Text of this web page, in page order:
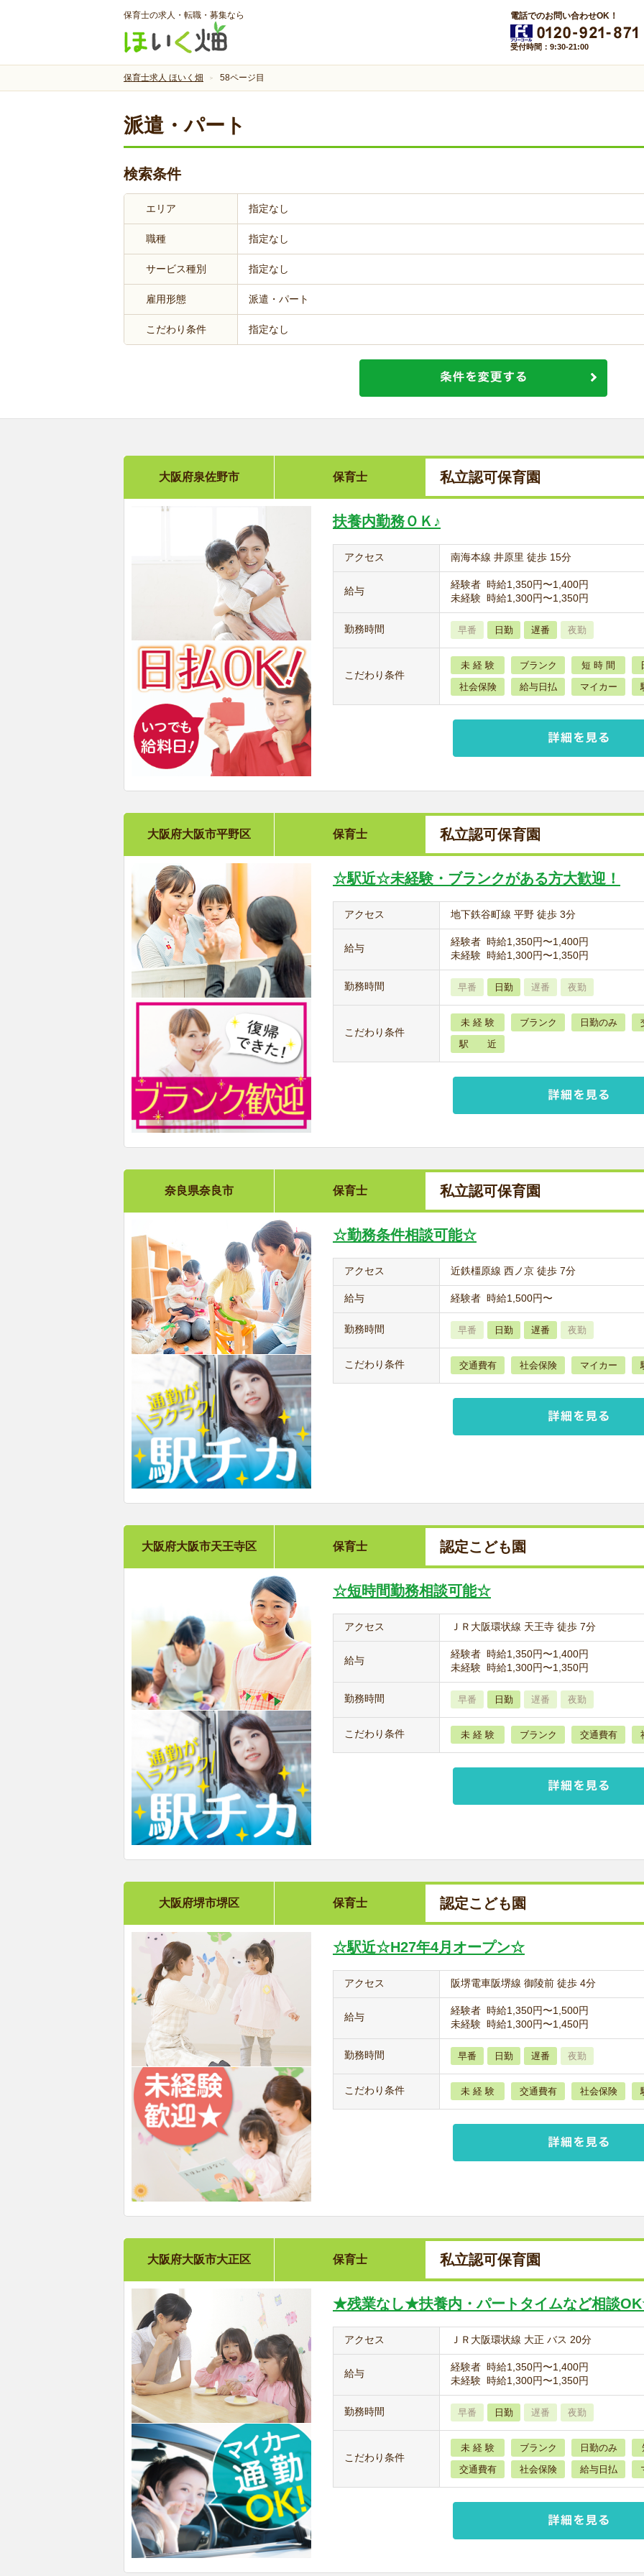
保育士の求人・転職・募集なら 電話でのお問い合わせOK！
受付時間：9:30-21:00
保育士求人 ほいく畑 58ページ目
派遣・パート
検索条件
エリア 指定なし
職種 指定なし
サービス種別 指定なし
雇用形態 派遣・パート
こだわり条件 指定なし
大阪府泉佐野市 保育士 私立認可保育園
扶養内勤務ＯＫ♪
アクセス 南海本線 井原里 徒歩 15分
給与
経験者 時給1,350円〜1,400円
未経験 時給1,300円〜1,350円
勤務時間 早番 日勤 遅番 夜勤
こだわり条件
未 経 験 ブランク 短 時 間
社会保険
給与日払 マイカー
大阪府大阪市平野区 保育士 私立認可保育園
☆駅近☆未経験・ブランクがある方大歓迎！
アクセス 地下鉄谷町線 平野 徒歩 3分
給与
経験者 時給1,350円〜1,400円
未経験 時給1,300円〜1,350円
勤務時間 早番 日勤 遅番 夜勤
こだわり条件
未 経 験 ブランク 日勤のみ
駅 近
奈良県奈良市 保育士 私立認可保育園
☆勤務条件相談可能☆
アクセス 近鉄橿原線 西ノ京 徒歩 7分
給与 経験者 時給1,500円〜
勤務時間 早番 日勤 遅番 夜勤
こだわり条件 交通費有 社会保険 マイカー
大阪府大阪市天王寺区 保育士 認定こども園
☆短時間勤務相談可能☆
アクセス ＪＲ大阪環状線 天王寺 徒歩 7分
給与
経験者 時給1,350円〜1,400円
未経験 時給1,300円〜1,350円
勤務時間 早番 日勤 遅番 夜勤
こだわり条件 未 経 験 ブランク 交通費有
大阪府堺市堺区 保育士 認定こども園
☆駅近☆H27年4月オープン☆
アクセス 阪堺電車阪堺線 御陵前 徒歩 4分
給与
経験者 時給1,350円〜1,500円
未経験 時給1,300円〜1,450円
勤務時間 早番 日勤 遅番 夜勤
こだわり条件 未 経 験 交通費有 社会保険
大阪府大阪市大正区 保育士 私立認可保育園
★残業なし★扶養内・パートタイムなど相談
アクセス ＪＲ大阪環状線 大正 バス 20分
給与
経験者 時給1,350円〜1,400円
未経験 時給1,300円〜1,350円
勤務時間 早番 日勤 遅番 夜勤
こだわり条件
未 経 験 ブランク 日勤のみ
交通費有
社会保険 給与日払